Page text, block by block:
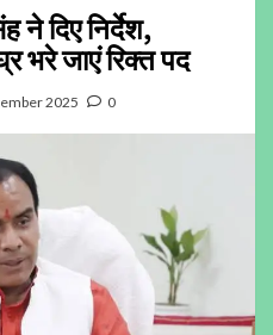
ने दिए निर्देश,
भरे जाएं रिक्त पद
2025 0